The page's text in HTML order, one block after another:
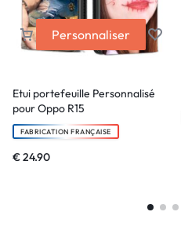
Personnaliser
Etui portefeuille Personnalisé
pour Oppo R15
FABRICATION FRANÇAISE
€24.90